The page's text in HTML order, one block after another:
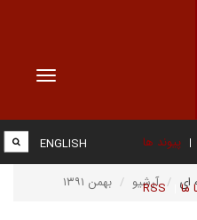
Toggle
پیوند ها
ما RSS
ENGLISH
ای آرشیو بهمن ۱۳۹۱